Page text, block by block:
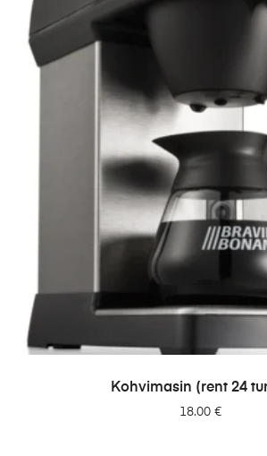
LISA PÄRINGUSSE
Kohvimasin (rent 24
18.00 €